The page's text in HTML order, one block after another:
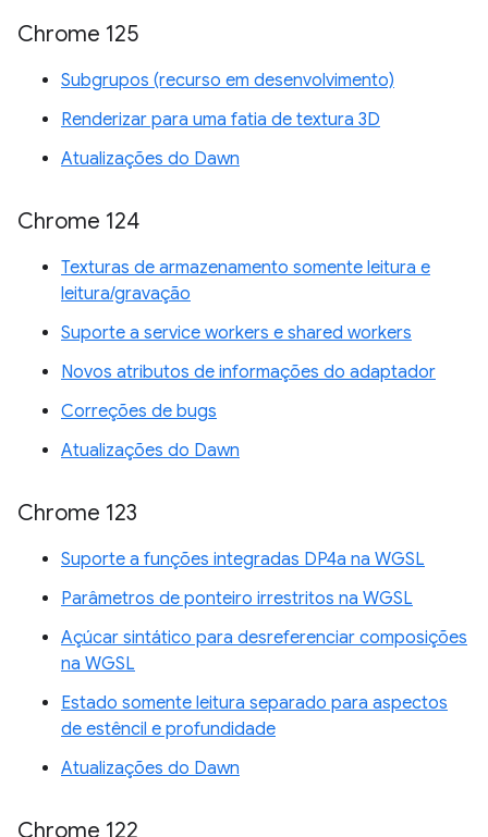
Chrome 125
Subgrupos (recurso em desenvolvimento)
Renderizar para uma fatia de textura 3D
Atualizações do Dawn
Chrome 124
Texturas de armazenamento somente leitura e
leitura/gravação
Suporte a service workers e shared workers
Novos atributos de informações do adaptador
Correções de bugs
Atualizações do Dawn
Chrome 123
Suporte a funções integradas DP4a na WGSL
Parâmetros de ponteiro irrestritos na WGSL
Açúcar sintático para desreferenciar composições
na WGSL
Estado somente leitura separado para aspectos
de estêncil e profundidade
Atualizações do Dawn
Chrome 122